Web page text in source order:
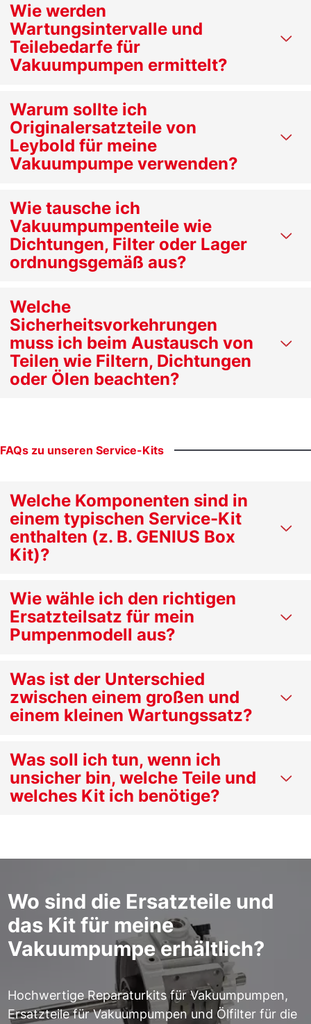
Wie werden
Wartungsintervalle und
Teilebedarfe für
Vakuumpumpen ermittelt?
Warum sollte ich
Originalersatzteile von
Leybold für meine
Vakuumpumpe verwenden?
Wie tausche ich
Vakuumpumpenteile wie
Dichtungen, Filter oder Lager
ordnungsgemäß aus?
Welche
Sicherheitsvorkehrungen
muss ich beim Austausch von
Teilen wie Filtern, Dichtungen
oder Ölen beachten?
FAQs zu unseren Service-Kits
Welche Komponenten sind in
einem typischen Service-Kit
enthalten (z. B. GENIUS Box
Kit)?
Wie wähle ich den richtigen
Ersatzteilsatz für mein
Pumpenmodell aus?
Was ist der Unterschied
zwischen einem großen und
einem kleinen Wartungssatz?
Was soll ich tun, wenn ich
unsicher bin, welche Teile und
welches Kit ich benötige?
Wo sind die Ersatzteile und
das Kit für meine
Vakuumpumpe erhältlich?
Hochwertige Reparaturkits für Vakuumpumpen,
Ersatzteile für Vakuumpumpen und Ölfilter für die